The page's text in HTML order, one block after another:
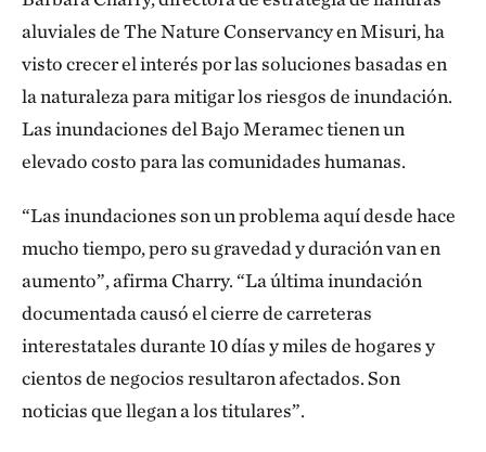
aluviales de The Nature Conservancy en Misuri, ha
visto crecer el interés por las soluciones basadas en
la naturaleza para mitigar los riesgos de inundación.
Las inundaciones del Bajo Meramec tienen un
elevado costo para las comunidades humanas.
“Las inundaciones son un problema aquí desde hace
mucho tiempo, pero su gravedad y duración van en
aumento”, afirma Charry. “La última inundación
documentada causó el cierre de carreteras
interestatales durante 10 días y miles de hogares y
cientos de negocios resultaron afectados. Son
noticias que llegan a los titulares”.